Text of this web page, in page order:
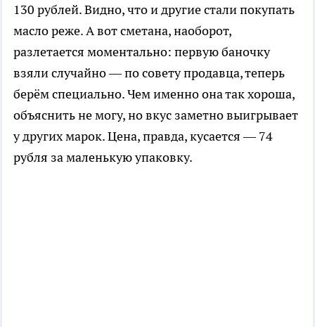
130 рублей. Видно, что и другие стали покупать
масло реже. А вот сметана, наоборот,
разлетается моментально: первую баночку
взяли случайно — по совету продавца, теперь
берём специально. Чем именно она так хороша,
объяснить не могу, но вкус заметно выигрывает
у других марок. Цена, правда, кусается — 74
рубля за маленькую упаковку.